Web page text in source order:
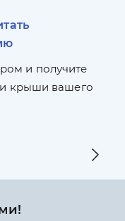
и получите
крыши вашего